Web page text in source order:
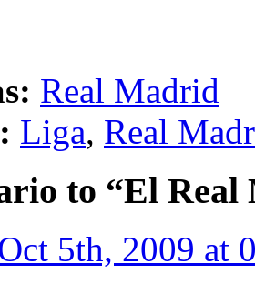
Real Madrid
Liga, Real
to “El
5th, 2009 at